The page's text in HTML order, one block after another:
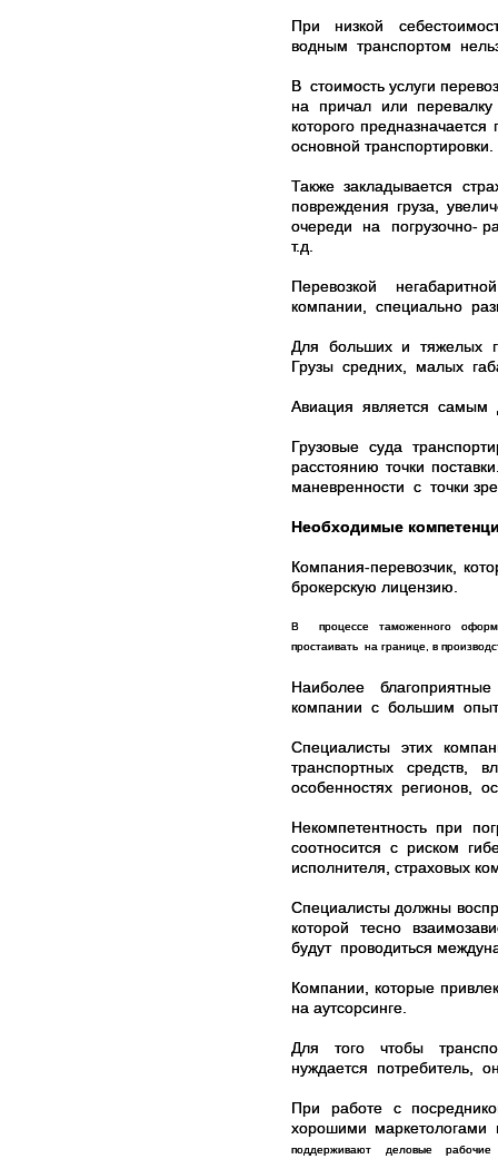
При низкой
водным транспортом
В стоимость услуги
на причал или
которого
основной транспортировки.
Также закладывается
повреждения груза,
очереди на погрузочно-
т.д.
Перевозкой
компании, специально
Для больших и тяжелых
Грузы средних, малых
Авиация является самым
Грузовые суда
расстоянию точки
маневренности с точки
Необходимые
Компания-перевозчик,
брокерскую лицензию.
В
процессе таможенного
простаивать на границе, в
Наиболее
компании с большим
Специалисты этих
транспортных
особенностях регионов,
Некомпетентность при
соотносится с риском
исполнителя, страховых
Специалисты должны
которой тесно
будут проводиться
Компании, которые
на аутсорсинге.
Для того чтобы
нуждается потребитель,
При работе с
хорошими
поддерживают деловые рабочие